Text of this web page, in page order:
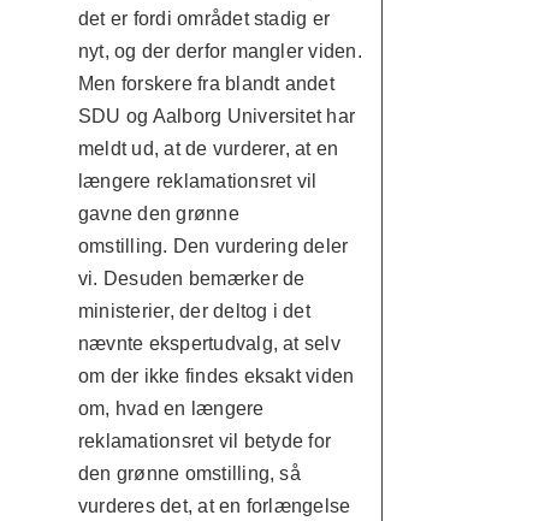
det er fordi området stadig er
nyt, og der derfor mangler viden.
Men forskere fra blandt andet
SDU og Aalborg Universitet har
meldt ud, at de vurderer, at en
længere reklamationsret vil
gavne den grønne
omstilling. Den vurdering deler
vi. Desuden bemærker de
ministerier, der deltog i det
nævnte ekspertudvalg, at selv
om der ikke findes eksakt viden
om, hvad en længere
reklamationsret vil betyde for
den grønne omstilling, så
vurderes det, at en forlængelse